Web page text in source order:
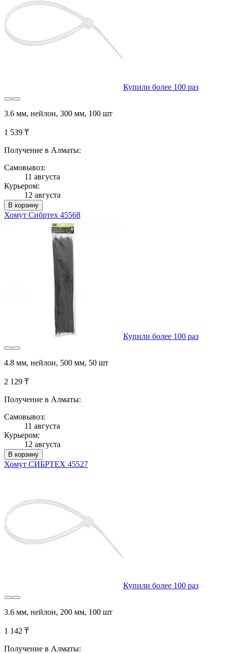
Купили более 100 раз
3.6 мм, нейлон, 300 мм, 100 шт
1 539 ₸
Получение в Алматы:
Самовывоз:
11 августа
Курьером:
12 августа
В корзину
Хомут Сибртех 45568
Купили более 100 раз
4.8 мм, нейлон, 500 мм, 50 шт
2 129 ₸
Получение в Алматы:
Самовывоз:
11 августа
Курьером:
12 августа
В корзину
Хомут СИБРТЕХ 45527
Купили более 100 раз
3.6 мм, нейлон, 200 мм, 100 шт
1 142 ₸
Получение в Алматы: